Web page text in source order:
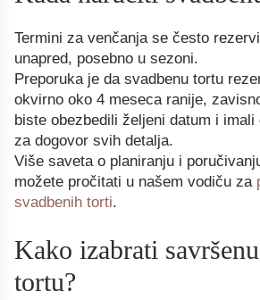
Termini za venčanja se često
unapred, posebno u sezoni.
Preporuka je da svadbenu tortu
okvirno oko 4 meseca ranije,
biste obezbedili željeni datum i imali
za dogovor svih detalja.
Više saveta o planiranju i
možete pročitati u našem vodiču za
svadbenih torti.
Kako izabrati
tortu?